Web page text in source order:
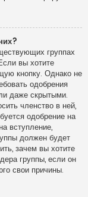
группах
вы хотите
кнопку. Однако не
одобрения
даже скрытыми.
членство в ней,
одобрение на
вступление,
должен будет
зачем вы хотите
группы, если он
свои причины.